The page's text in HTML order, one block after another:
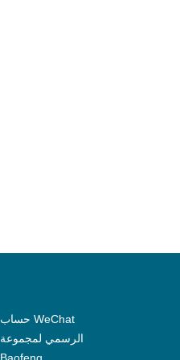
حساب WeChat
الرسمي لمجموعة
Baofeng